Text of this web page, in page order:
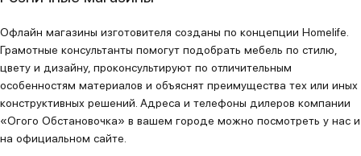
Офлайн магазины изготовителя созданы по концепции Homelife.
Грамотные консультанты помогут подобрать мебель по стилю,
цвету и дизайну, проконсультируют по отличительным
особенностям материалов и объяснят преимущества тех или иных
конструктивных решений. Адреса и телефоны дилеров компании
«Огого Обстановочка» в вашем городе можно посмотреть у нас и
на официальном сайте.